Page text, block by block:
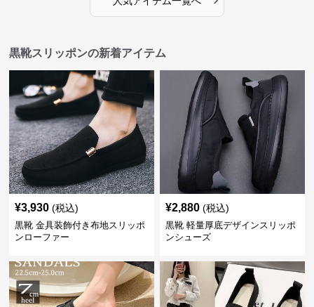
黒靴スリッポンの新着アイテム
¥3,930 (税込)
黒靴 金具装飾付き布地スリッポ
ンローファー
¥2,880 (税込)
黒靴 軽量厚底デザインスリッポ
ンシューズ